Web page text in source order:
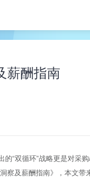
薪酬指南
“双循环”战略更是对采
及薪酬指南》，本文带